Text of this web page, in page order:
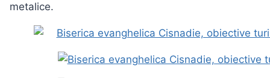
metalice.